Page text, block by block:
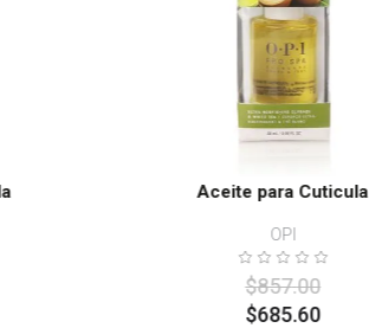
Aceite para Cuticula
OPI
$857.00
$685.60